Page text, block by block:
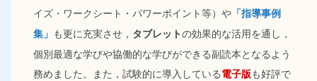
イズ・ワークシート・パワーポイント等）や「指導事例
集」 も更に充実させ， タブレット の効果的な活用を通し，
個別最適な学びや協働的な学びができる副読本となるよう
務めました。また，試験的に導入している 電子版 も好評で